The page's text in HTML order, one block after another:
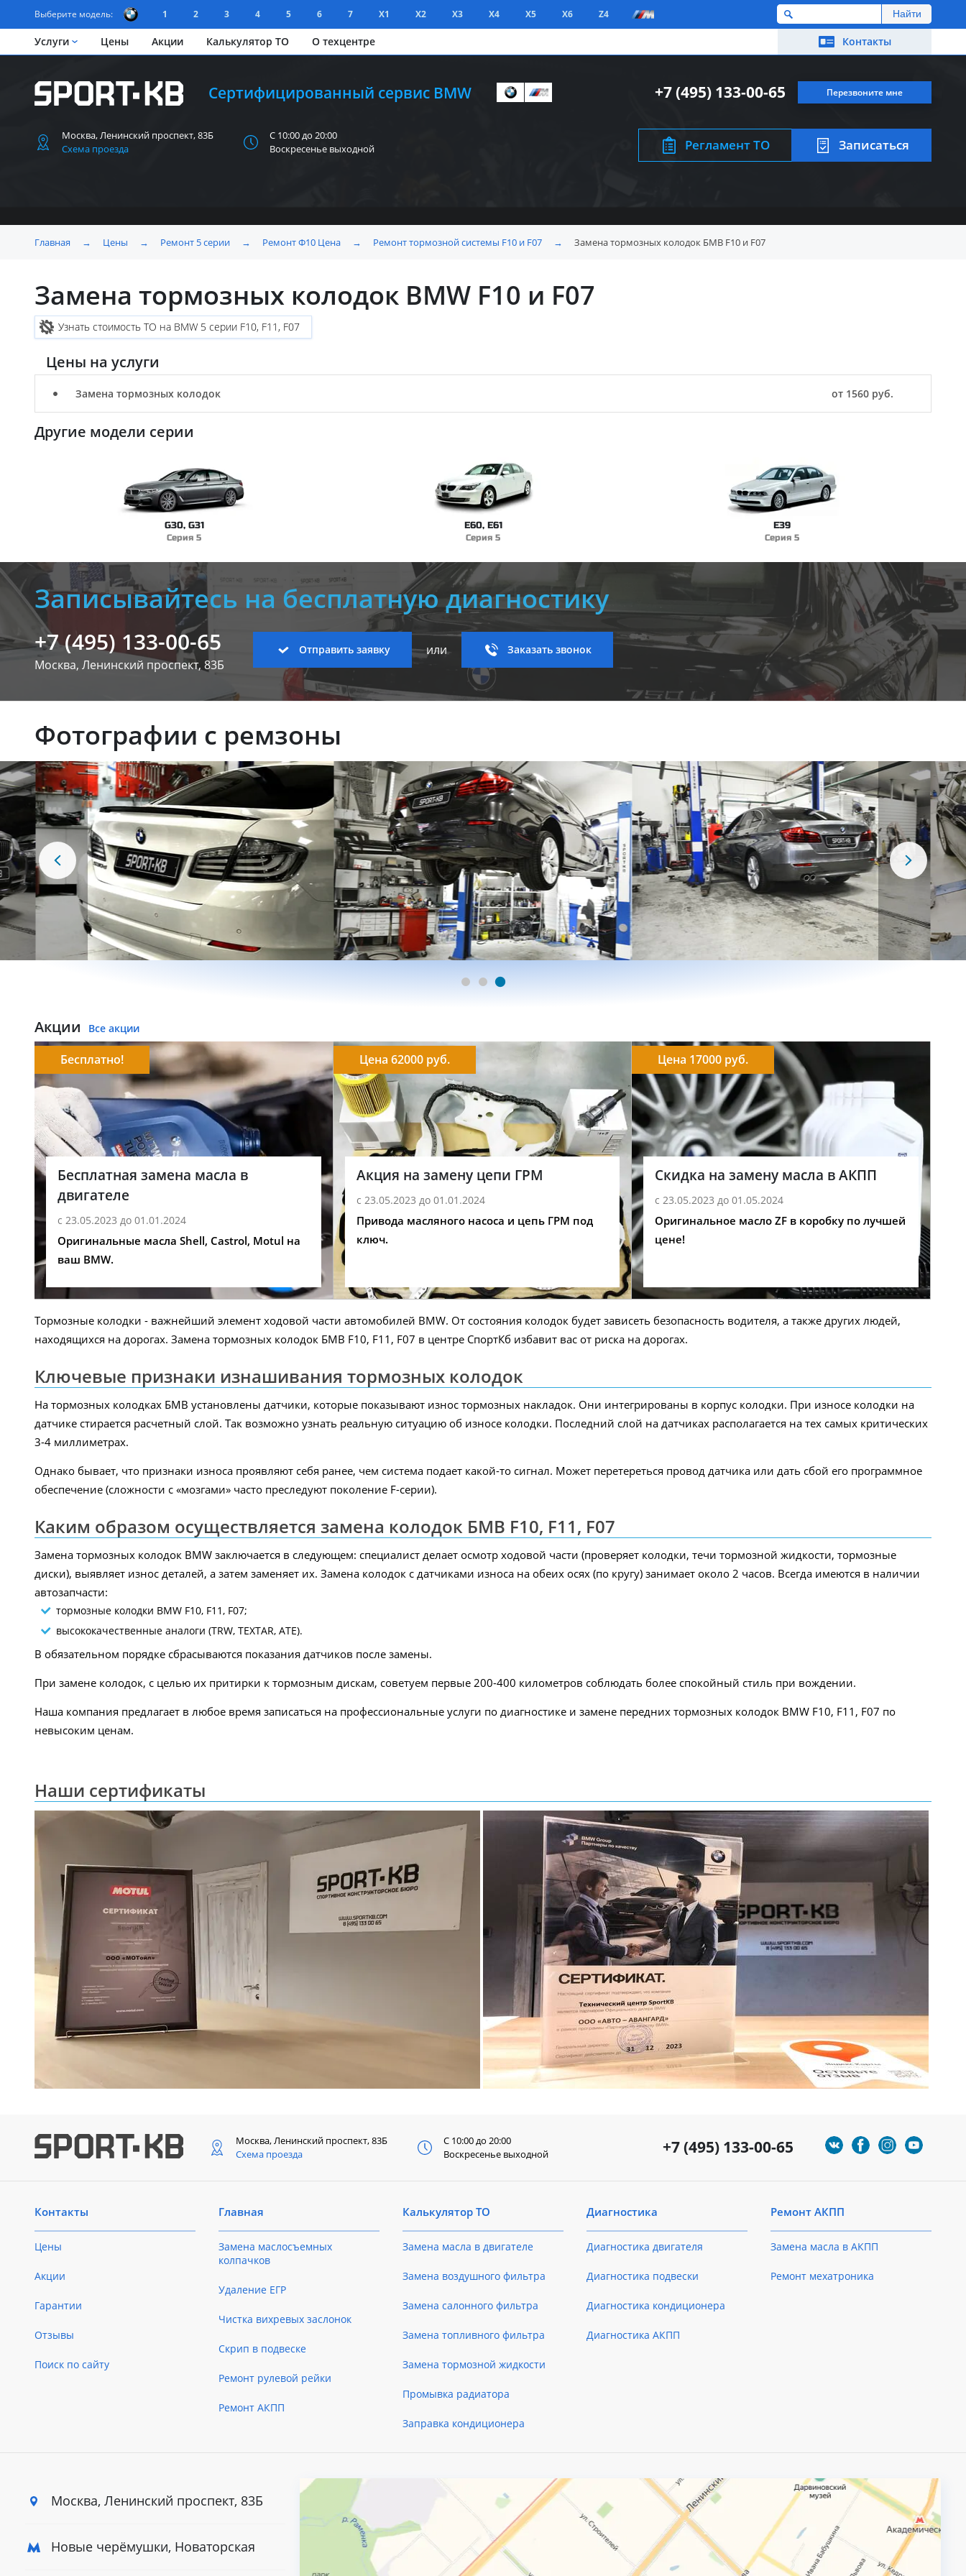
Выберите модель: 1 2 3 4 5 6 7 X1 X2 X3 X4 X5 X6 Z4
Услуги Цены Акции Калькулятор ТО О техцентре Контакты
Сертифицированный сервис BMW Перезвоните мне
+7 (495) 133-00-65
Москва, Ленинский проспект, 83Б
Схема проезда
С 10:00 до 20:00
Воскресенье выходной
Регламент ТО Записаться
Главная → Цены → Ремонт 5 серии → Ремонт Ф10 Цена → Ремонт тормозной системы F10 и F07 → Замена тормозных колодок БМВ F10 и F07
Замена тормозных колодок BMW F10 и F07
Узнать стоимость ТО на BMW 5 серии F10, F11, F07
Цены на услуги
Замена тормозных колодок от 1560 руб.
Другие модели серии
G30, G31
Серия 5
E60, E61
Серия 5
E39
Серия 5
Записывайтесь на бесплатную диагностику
+7 (495) 133-00-65
Москва, Ленинский проспект, 83Б
Отправить заявку или Заказать звонок
Фотографии с ремзоны
Акции Все акции
Бесплатная замена масла в
двигателе
с 23.05.2023 до 01.01.2024
Бесплатно!
Оригинальные масла Shell, Castrol, Motul на
ваш BMW.
Акция на замену цепи ГРМ
с 23.05.2023 до 01.01.2024
Цена 62000 руб.
Привода масляного насоса и цепь ГРМ под
ключ.
Скидка на замену масла в АКПП
с 23.05.2023 до 01.05.2024
Цена 17000 руб.
Оригинальное масло ZF в коробку по лучшей
цене!
Тормозные колодки - важнейший элемент ходовой части автомобилей BMW. От состояния колодок будет зависеть безопасность водителя, а также других людей,
находящихся на дорогах. Замена тормозных колодок БМВ F10, F11, F07 в центре СпортКб избавит вас от риска на дорогах.
Ключевые признаки изнашивания тормозных колодок
На тормозных колодках БМВ установлены датчики, которые показывают износ тормозных накладок. Они интегрированы в корпус колодки. При износе колодки на
датчике стирается расчетный слой. Так возможно узнать реальную ситуацию об износе колодки. Последний слой на датчиках располагается на тех самых критических
3-4 миллиметрах.
Однако бывает, что признаки износа проявляют себя ранее, чем система подает какой-то сигнал. Может перетереться провод датчика или дать сбой его программное
обеспечение (сложности с «мозгами» часто преследуют поколение F-серии).
Каким образом осуществляется замена колодок БМВ F10, F11, F07
Замена тормозных колодок BMW заключается в следующем: специалист делает осмотр ходовой части (проверяет колодки, течи тормозной жидкости, тормозные
диски), выявляет износ деталей, а затем заменяет их. Замена колодок с датчиками износа на обеих осях (по кругу) занимает около 2 часов. Всегда имеются в наличии
автозапчасти:
тормозные колодки BMW F10, F11, F07;
высококачественные аналоги (TRW, TEXTAR, ATE).
В обязательном порядке сбрасываются показания датчиков после замены.
При замене колодок, с целью их притирки к тормозным дискам, советуем первые 200-400 километров соблюдать более спокойный стиль при вождении.
Наша компания предлагает в любое время записаться на профессиональные услуги по диагностике и замене передних тормозных колодок BMW F10, F11, F07 по
невысоким ценам.
Наши сертификаты
+7 (495) 133-00-65
Москва, Ленинский проспект, 83Б
Схема проезда
С 10:00 до 20:00
Воскресенье выходной
Контакты
Цены
Акции
Гарантии
Отзывы
Поиск по сайту
Главная
Замена маслосъемных
колпачков
Удаление ЕГР
Чистка вихревых заслонок
Скрип в подвеске
Ремонт рулевой рейки
Ремонт АКПП
Калькулятор ТО
Замена масла в двигателе
Замена воздушного фильтра
Замена салонного фильтра
Замена топливного фильтра
Замена тормозной жидкости
Промывка радиатора
Заправка кондиционера
Диагностика
Диагностика двигателя
Диагностика подвески
Диагностика кондиционера
Диагностика АКПП
Ремонт АКПП
Замена масла в АКПП
Ремонт мехатроника
Москва, Ленинский проспект, 83Б
Новые черёмушки, Новаторская